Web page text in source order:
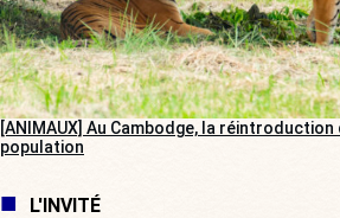
[ANIMAUX] Au Cambodge, la réintroduction
population
L'INVITÉ